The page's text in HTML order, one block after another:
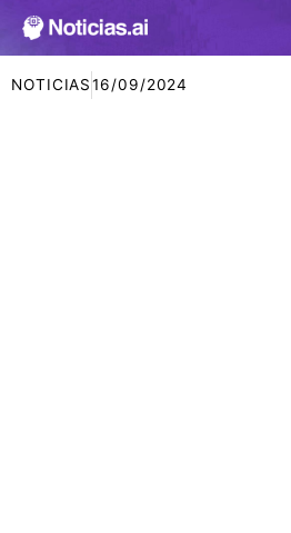
NOTICIAS 16/09/2024